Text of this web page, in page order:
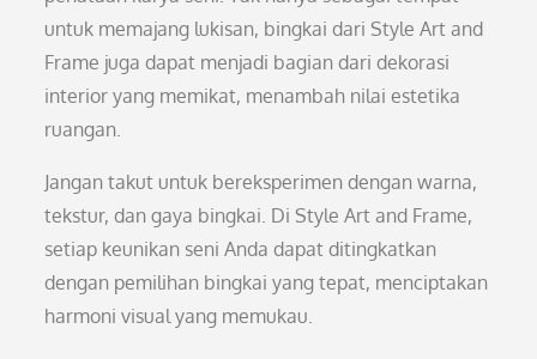
untuk memajang lukisan, bingkai dari Style Art and
Frame juga dapat menjadi bagian dari dekorasi
interior yang memikat, menambah nilai estetika
ruangan.
Jangan takut untuk bereksperimen dengan warna,
tekstur, dan gaya bingkai. Di Style Art and Frame,
setiap keunikan seni Anda dapat ditingkatkan
dengan pemilihan bingkai yang tepat, menciptakan
harmoni visual yang memukau.